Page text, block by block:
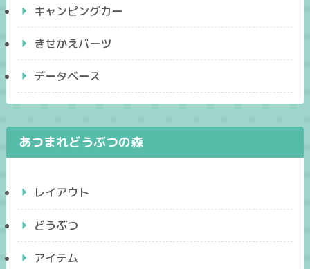
キャンピングカー
きせかえパーツ
データベース
あつまれどうぶつの森
レイアウト
どうぶつ
アイテム